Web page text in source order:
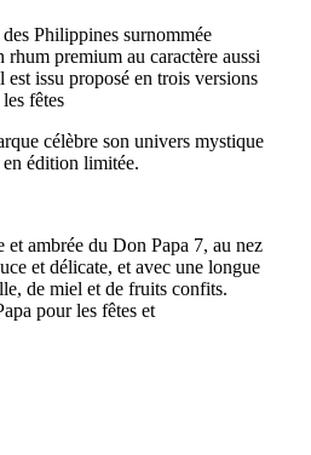
Philippines surnommée
rhum premium au caractère aussi
issu proposé en trois versions
fêtes
célèbre son univers mystique
en édition limitée.
ambrée du Don Papa 7, au nez
et délicate, et avec une longue
de miel et de fruits confits.